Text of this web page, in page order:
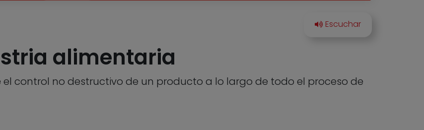
alimentaria
control no destructivo de un producto a lo largo de todo el proceso de